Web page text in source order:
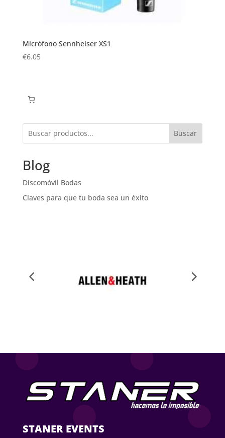
Micrófono Sennheiser XS1
€6.05
Buscar
Blog
Discomóvil Bodas
Claves para que tu boda sea un éxito
STANER EVENTS